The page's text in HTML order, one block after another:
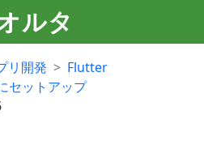
ルタ
リ開発
Flutter
セットアップ